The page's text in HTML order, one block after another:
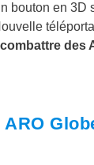
bouton en 3D
des